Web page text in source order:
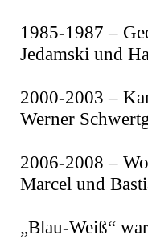
1985-1987 –
Jedamski und
2000-2003 –
Werner
2006-2008 –
Marcel und
„Blau-Weiß“